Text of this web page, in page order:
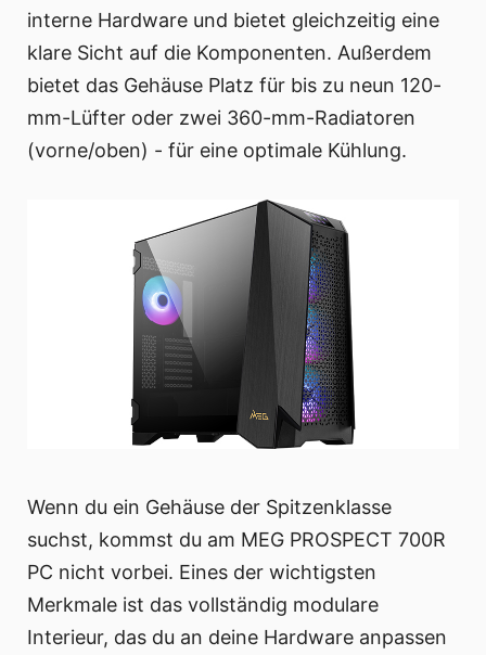
interne Hardware und bietet gleichzeitig eine
klare Sicht auf die Komponenten. Außerdem
bietet das Gehäuse Platz für bis zu neun 120-
mm-Lüfter oder zwei 360-mm-Radiatoren
(vorne/oben) - für eine optimale Kühlung.
Wenn du ein Gehäuse der Spitzenklasse
suchst, kommst du am MEG PROSPECT 700R
PC nicht vorbei. Eines der wichtigsten
Merkmale ist das vollständig modulare
Interieur, das du an deine Hardware anpassen